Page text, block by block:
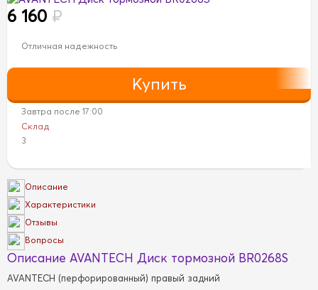
6 160 ₽
Отличная надежность
Завтра после 17:00
Склад
3
Описание
Характеристики
Отзывы
Вопросы
Описание AVANTECH Диск тормозной BR0268S
AVANTECH (перфорированный) правый задний